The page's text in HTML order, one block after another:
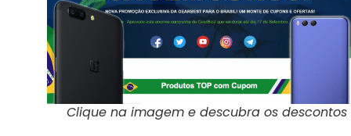
Clique na imagem e descubra os descontos